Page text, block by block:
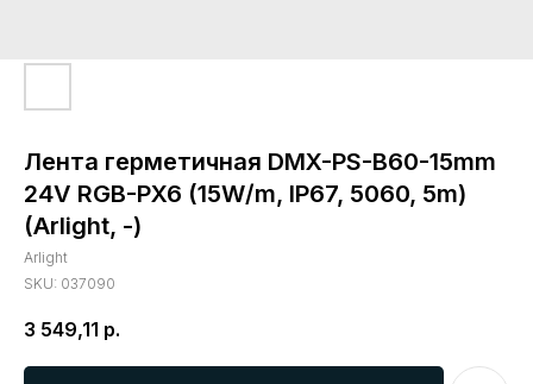
Лента герметичная DMX-PS-B60-15mm
24V RGB-PX6 (15W/m, IP67, 5060, 5m)
(Arlight, -)
Arlight
SKU: 037090
3 549,11 р.